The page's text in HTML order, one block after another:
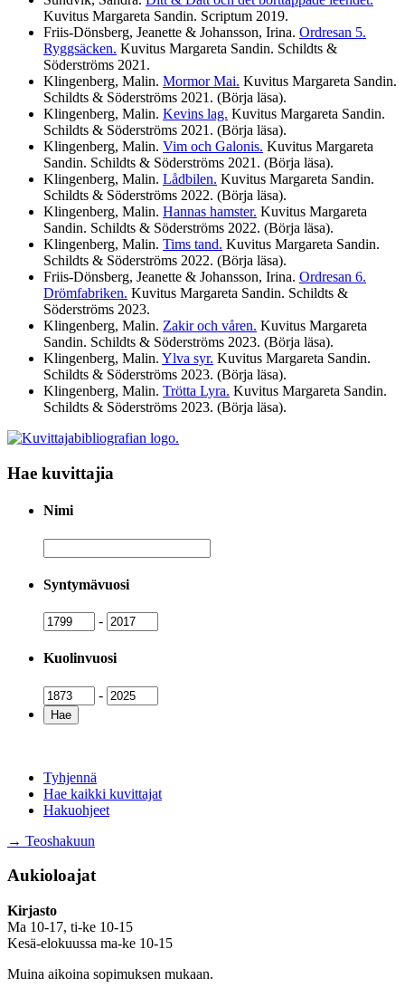
Kuvitus Margareta Sandin. Scriptum 2019.
Friis-Dönsberg, Jeanette & Johansson, Irina. Ordresan 5.
Ryggsäcken. Kuvitus Margareta Sandin. Schildts &
Söderströms 2021 .
Klingenberg, Malin. Mormor Mai. Kuvitus Margareta Sandin.
Schildts & Söderströms 2021 . (Börja läsa).
Klingenberg, Malin. Kevins lag. Kuvitus Margareta Sandin.
Schildts & Söderströms 2021 . (Börja läsa).
Klingenberg, Malin. Vim och Galonis. Kuvitus Margareta
Sandin. Schildts & Söderströms 2021 . (Börja läsa).
Klingenberg, Malin. Lådbilen. Kuvitus Margareta Sandin.
Schildts & Söderströms 2022. (Börja läsa).
Klingenberg, Malin. Hannas hamster. Kuvitus Margareta
Sandin. Schildts & Söderströms 2022. (Börja läsa).
Klingenberg, Malin. Tims tand. Kuvitus Margareta Sandin.
Schildts & Söderströms 2022. (Börja läsa).
Friis-Dönsberg, Jeanette & Johansson, Irina. Ordresan 6.
Drömfabriken. Kuvitus Margareta Sandin. Schildts &
Söderströms 2023.
Klingenberg, Malin. Zakir och våren. Kuvitus Margareta
Sandin. Schildts & Söderströms 2023. (Börja läsa).
Klingenberg, Malin. Ylva syr. Kuvitus Margareta Sandin.
Schildts & Söderströms 2023. (Börja läsa).
Klingenberg, Malin. Trötta Lyra. Kuvitus Margareta Sandin.
Schildts & Söderströms 2023. (Börja läsa).
Hae kuvittajia
Nimi
Syntymävuosi
Syntymävuosi
- Syntymävuosi
Kuolinvuosi
Kuolinvuosi
- Kuolinvuosi
Tyhjennä
Hae kaikki kuvittajat
Hakuohjeet
→ Teoshakuun
Aukioloajat
Kirjasto
Ma 10-17, ti-ke 10-15
Kesä-elokuussa ma-ke 10-15
Muina aikoina sopimuksen mukaan.